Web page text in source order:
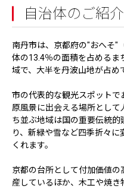
自治体のご紹介
南丹市は、京都府の"おへそ"
体の13.4％の面積を占めるま
域で、大半を丹波山地が占め
市の代表的な観光スポット
原風景に出会える場所とし
ち並ぶ地域は国の重要伝統
り、新緑や雪など四季折々
くれます。
京都の台所として付加価値
産しているほか、木工や焼